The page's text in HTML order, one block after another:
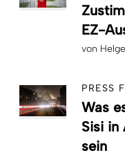
EZ-
von
PRESS
Was
Sisi in
sein